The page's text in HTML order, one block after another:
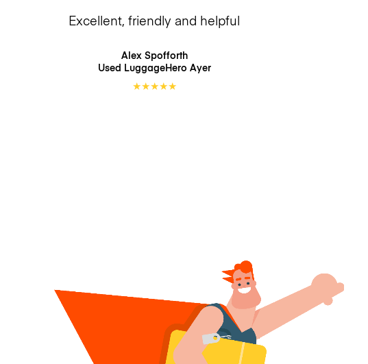
Excellent, friendly and helpful
Alex Spofforth
Used LuggageHero Ayer
★★★★★